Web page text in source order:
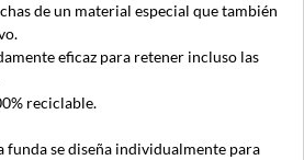
de un material especial que también
eficaz para retener incluso las
reciclable.
funda se diseña individualmente para